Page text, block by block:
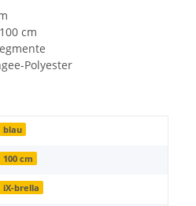
cm
Polyester
blau
100 cm
iX-brella